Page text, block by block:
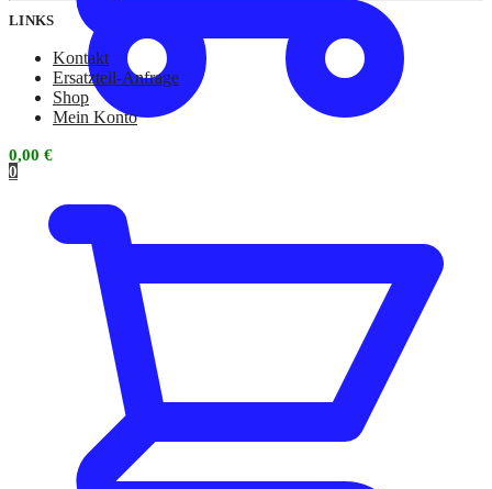
0
LINKS
Kontakt
Ersatzteil-Anfrage
Shop
Mein Konto
0,00 €